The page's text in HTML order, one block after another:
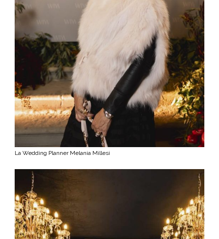
La Wedding Planner Melania Millesi